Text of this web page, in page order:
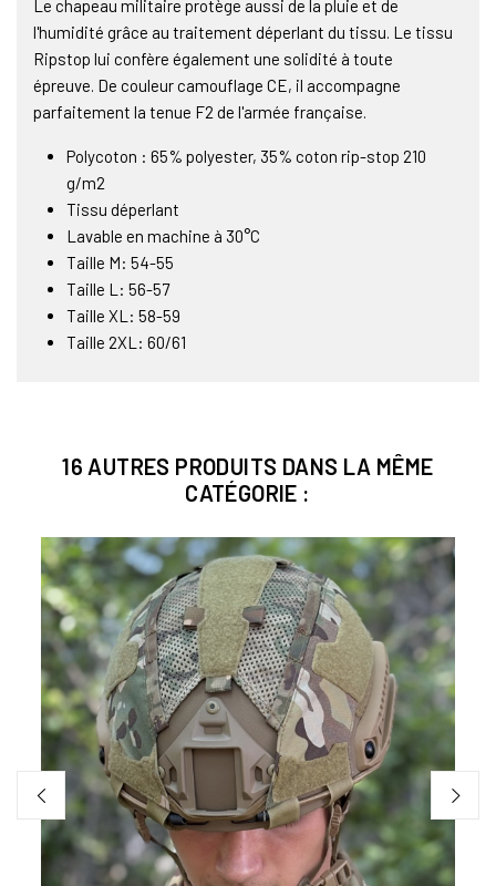
Le chapeau militaire protège aussi de la pluie et de
l'humidité grâce au traitement déperlant du tissu. Le tissu
Ripstop lui confère également une solidité à toute
épreuve. De couleur camouflage CE, il accompagne
parfaitement la tenue F2 de l'armée française.
Polycoton : 65% polyester, 35% coton rip-stop 210
g/m2
Tissu déperlant
Lavable en machine à 30°C
Taille M: 54-55
Taille L: 56-57
Taille XL: 58-59
Taille 2XL: 60/61
16 AUTRES PRODUITS DANS LA MÊME
CATÉGORIE :